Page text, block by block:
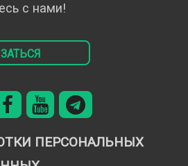
с нами!
персональных